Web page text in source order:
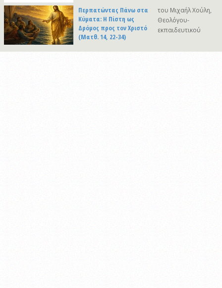
Περπατώντας Πάνω στα
Κύματα: Η Πίστη ως
Δρόμος προς τον Χριστό
(Ματθ. 14, 22-34)
του Μιχαήλ Χούλη,
Θεολόγου-
εκπαιδευτικού